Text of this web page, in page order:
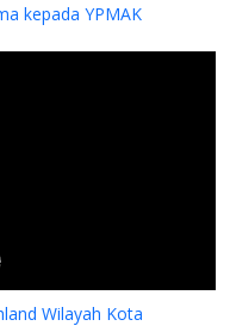
kepada YPMAK
Wilayah Kota